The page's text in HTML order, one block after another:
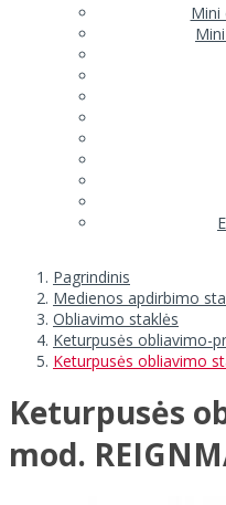
Mini
Pagrindinis
Medienos apdirbimo
Obliavimo staklės
Keturpusės obliavimo-
Keturpusės obliavimo
Keturpusės
mod.